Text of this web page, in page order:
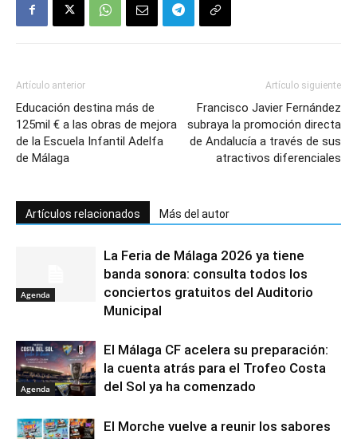
Artículo anterior
Educación destina más de
125mil € a las obras de mejora
de la Escuela Infantil Adelfa
de Málaga
Artículo siguiente
Francisco Javier Fernández
subraya la promoción directa
de Andalucía a través de sus
atractivos diferenciales
Artículos relacionados Más del autor
Agenda
La Feria de Málaga 2026 ya tiene
banda sonora: consulta todos los
conciertos gratuitos del Auditorio
Municipal
Agenda
El Málaga CF acelera su preparación:
la cuenta atrás para el Trofeo Costa
del Sol ya ha comenzado
El Morche vuelve a reunir los sabores